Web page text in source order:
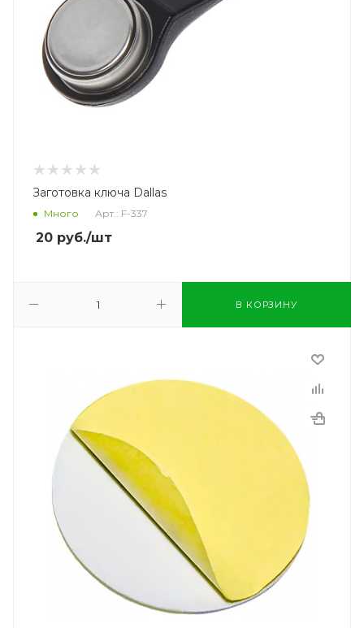
Заготовка ключа Dallas
Много Арт.: F-337
20 руб./шт
В КОРЗИНУ